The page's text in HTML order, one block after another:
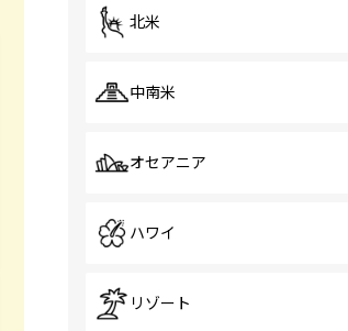
北米
中南米
オセアニア
ハワイ
リゾート